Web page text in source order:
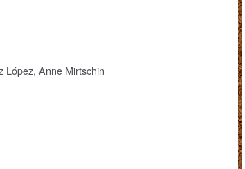
López, Anne Mirtschin